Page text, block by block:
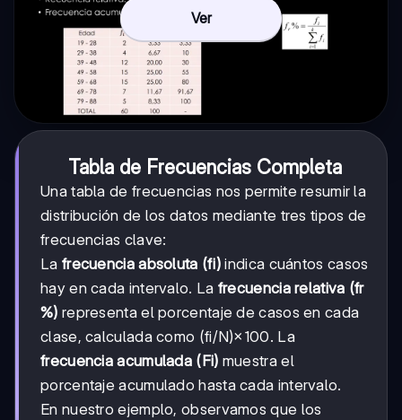
Ver
Tabla de Frecuencias Completa
Una tabla de frecuencias nos permite resumir la
distribución de los datos mediante tres tipos de
frecuencias clave:
La frecuencia absoluta (fi) indica cuántos casos
hay en cada intervalo. La frecuencia relativa (fr
%) representa el porcentaje de casos en cada
clase, calculada como (fi/N)×100. La
frecuencia acumulada (Fi) muestra el
porcentaje acumulado hasta cada intervalo.
En nuestro ejemplo, observamos que los